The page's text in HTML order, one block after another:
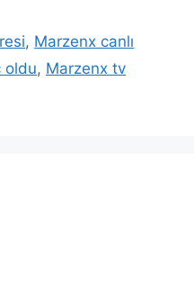
, Marzenx canlı
oldu, Marzenx tv